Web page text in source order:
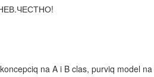
na A i B clas, purviq model